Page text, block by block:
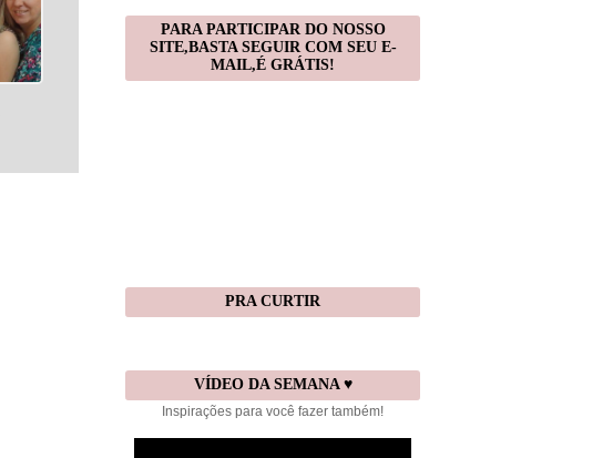
PARA PARTICIPAR DO NOSSO
SITE,BASTA SEGUIR COM SEU E-
MAIL,É GRÁTIS!
PRA CURTIR
VÍDEO DA SEMANA ♥
Inspirações para você fazer também!